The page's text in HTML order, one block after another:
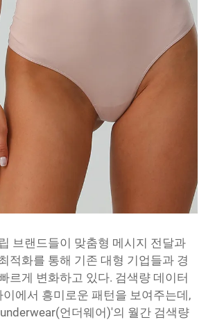
브랜드들이 맞춤형 메시지 전달과
적화를 통해 기존 대형 기업들과 경
르게 변화하고 있다. 검색량 데이터
이에서 흥미로운 패턴을 보여주는데,
언더웨어)'의 월간 검색량